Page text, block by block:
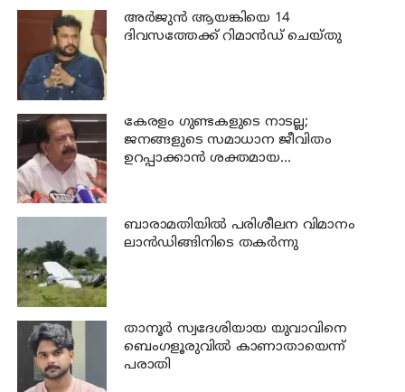
അര്‍ജുന്‍ ആയങ്കിയെ 14
ദിവസത്തേക്ക് റിമാൻഡ് ചെയ്തു
കേരളം ഗുണ്ടകളുടെ നാടല്ല;
ജനങ്ങളുടെ സമാധാന ജീവിതം
ഉറപ്പാക്കാന്‍ ശക്തമായ
ബാരാമതിയില്‍ പരിശീലന വിമാനം
ലാന്‍ഡിങ്ങിനിടെ തകര്‍ന്നു
താനൂര്‍ സ്വദേശിയായ യുവാവിനെ
ബെംഗളൂരുവില്‍ കാണാതായെന്ന്
പരാതി